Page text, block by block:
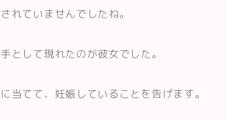
れていませんでしたね。
として現れたのが彼女でした。
当てて、妊娠していることを告げます。